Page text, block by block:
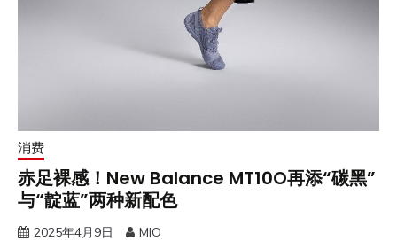
消费
赤足裸感！New Balance MT10O再添“碳黑”
与“靛蓝”两种新配色
2025年4月9日 MIO